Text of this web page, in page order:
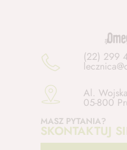
(22) 299
Al.
05-800
MASZ PYTANIA?
SKONTAKTUJ